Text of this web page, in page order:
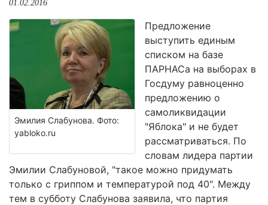
01.02.2016
Эмилия Слабунова. Фото:
yabloko.ru
Предложение
выступить единым
списком на базе
ПАРНАСа на выборах в
Госдуму равноценно
предложению о
самоликвидации
"Яблока" и не будет
рассматриваться. По
словам лидера партии
Эмилии Слабуновой, "такое можно придумать
только с гриппом и температурой под 40". Между
тем в субботу Слабунова заявила, что партия